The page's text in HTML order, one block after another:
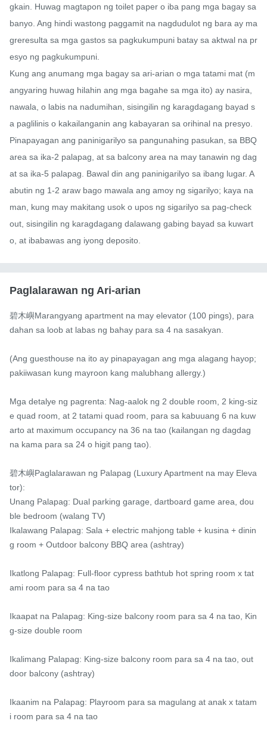
gkain. Huwag magtapon ng toilet paper o iba pang mga bagay sa
banyo. Ang hindi wastong paggamit na nagdudulot ng bara ay ma
greresulta sa mga gastos sa pagkukumpuni batay sa aktwal na pr
esyo ng pagkukumpuni.
Kung ang anumang mga bagay sa ari-arian o mga tatami mat (m
angyaring huwag hilahin ang mga bagahe sa mga ito) ay nasira,
nawala, o labis na nadumihan, sisingilin ng karagdagang bayad s
a paglilinis o kakailanganin ang kabayaran sa orihinal na presyo.
Pinapayagan ang paninigarilyo sa pangunahing pasukan, sa BBQ
area sa ika-2 palapag, at sa balcony area na may tanawin ng dag
at sa ika-5 palapag. Bawal din ang paninigarilyo sa ibang lugar. A
abutin ng 1-2 araw bago mawala ang amoy ng sigarilyo; kaya na
man, kung may makitang usok o upos ng sigarilyo sa pag-check
out, sisingilin ng karagdagang dalawang gabing bayad sa kuwart
o, at ibabawas ang iyong deposito.
Paglalarawan ng Ari-arian
碧木嶼Marangyang apartment na may elevator (100 pings), para
dahan sa loob at labas ng bahay para sa 4 na sasakyan.
(Ang guesthouse na ito ay pinapayagan ang mga alagang hayop;
pakiiwasan kung mayroon kang malubhang allergy.)
Mga detalye ng pagrenta: Nag-aalok ng 2 double room, 2 king-siz
e quad room, at 2 tatami quad room, para sa kabuuang 6 na kuw
arto at maximum occupancy na 36 na tao (kailangan ng dagdag
na kama para sa 24 o higit pang tao).
碧木嶼Paglalarawan ng Palapag (Luxury Apartment na may Eleva
tor):
Unang Palapag: Dual parking garage, dartboard game area, dou
ble bedroom (walang TV)
Ikalawang Palapag: Sala + electric mahjong table + kusina + dinin
g room + Outdoor balcony BBQ area (ashtray)
Ikatlong Palapag: Full-floor cypress bathtub hot spring room x tat
ami room para sa 4 na tao
Ikaapat na Palapag: King-size balcony room para sa 4 na tao, Kin
g-size double room
Ikalimang Palapag: King-size balcony room para sa 4 na tao, out
door balcony (ashtray)
Ikaanim na Palapag: Playroom para sa magulang at anak x tatam
i room para sa 4 na tao